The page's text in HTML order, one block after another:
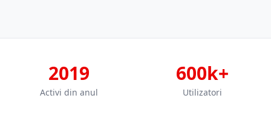
2019
Activi din anul
600k+
Utilizatori